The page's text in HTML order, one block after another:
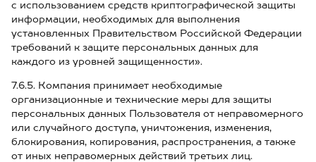
с использованием средств криптографической защиты
информации, необходимых для выполнения
установленных Правительством Российской Федерации
требований к защите персональных данных для
каждого из уровней защищенности».
7.6.5. Компания принимает необходимые
организационные и технические меры для защиты
персональных данных Пользователя от неправомерного
или случайного доступа, уничтожения, изменения,
блокирования, копирования, распространения, а также
от иных неправомерных действий третьих лиц.